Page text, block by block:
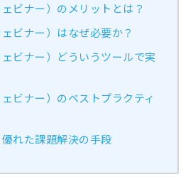
ビナー）のメリットとは？
ビナー）はなぜ必要か？
ビナー）どういうツールで実
ビナー）のベストプラクティ
れた課題解決の手段